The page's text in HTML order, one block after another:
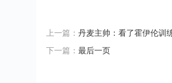
上一篇： 丹麦主帅：看了霍伊伦训
下一篇： 最后一页